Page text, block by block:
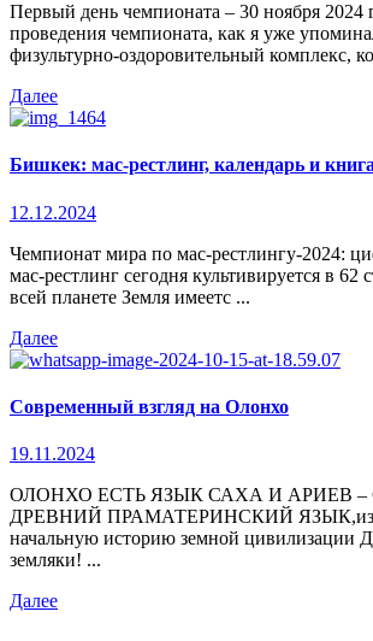
Первый день чемпионата – 30 ноября 2024
проведения чемпионата, как я уже
физультурно-оздоровительный комплекс,
Далее
Бишкек: мас-рестлинг, календарь и
12.12.2024
Чемпионат мира по мас-рестлингу-2024:
мас-рестлинг сегодня культивируется в 62
всей планете Земля имеетс ...
Далее
Современный взгляд на Олонхо
19.11.2024
ОЛОНХО ЕСТЬ ЯЗЫК САХА И АРИЕВ
ДРЕВНИЙ ПРАМАТЕРИНСКИЙ
начальную историю земной цивилизации
земляки! ...
Далее